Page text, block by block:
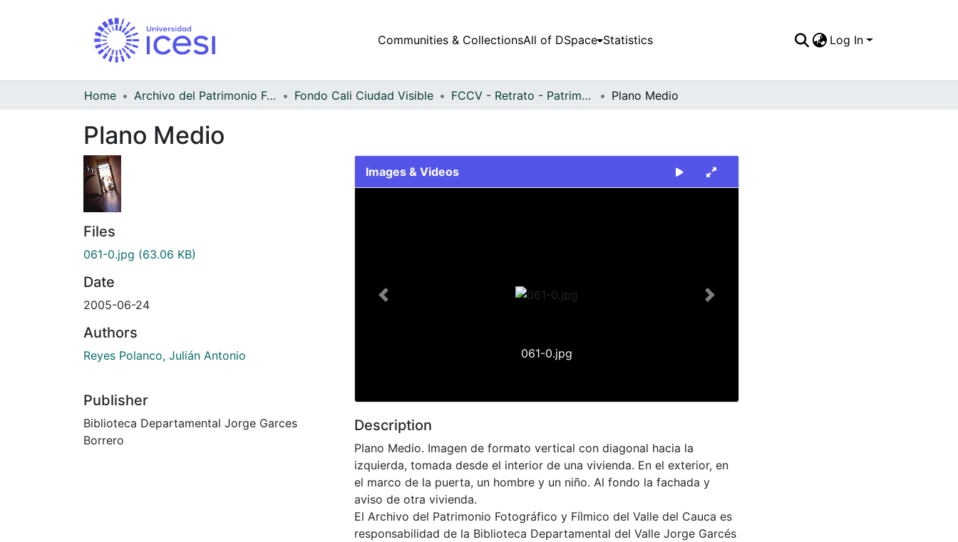
Communities & CollectionsAll of DSpace Statistics Log In
Home Archivo del Patrimonio Fotográfico y Fílmico del Valle del Cauca Fondo Cali Ciudad Visible FCCV - Retrato - Patrimonial Plano Medio
Plano Medio
Files
061-0.jpg (63.06 KB)
Date
2005-06-24
Authors
Reyes Polanco, Julián Antonio
Publisher
Biblioteca Departamental Jorge Garces
Borrero
Images & Videos
061-0.jpg
Previous Next
Description
Plano Medio. Imagen de formato vertical con diagonal hacia la
izquierda, tomada desde el interior de una vivienda. En el exterior, en
el marco de la puerta, un hombre y un niño. Al fondo la fachada y
aviso de otra vivienda.
El Archivo del Patrimonio Fotográfico y Fílmico del Valle del Cauca es
responsabilidad de la Biblioteca Departamental del Valle Jorge Garcés